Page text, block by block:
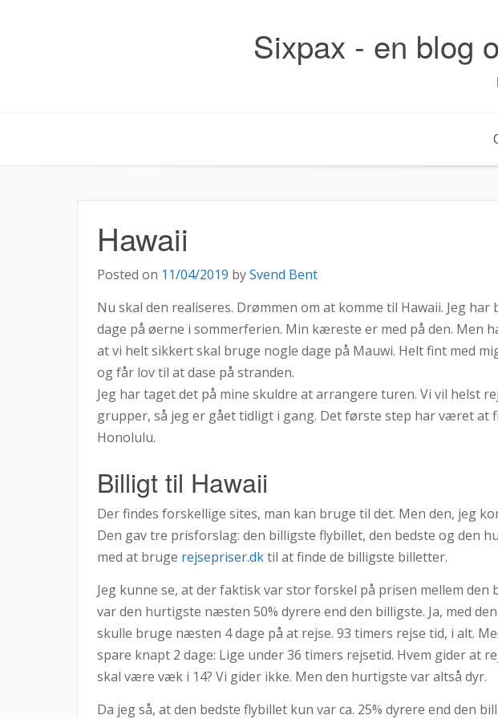
Sixpax - en blog
Hawaii
Posted on 11/04/2019 bySvend Bent
Nu skal den realiseres. Drømmen om at komme til Hawaii. Jeg har
dage på øerne i sommerferien. Min kæreste er med på den. Men
at vi helt sikkert skal bruge nogle dage på Mauwi. Helt fint med
og får lov til at dase på stranden.
Jeg har taget det på mine skuldre at arrangere turen. Vi vil helst
grupper, så jeg er gået tidligt i gang. Det første step har været at
Honolulu.
Billigt til Hawaii
Der findes forskellige sites, man kan bruge til det. Men den, jeg
Den gav tre prisforslag: den billigste flybillet, den bedste og den
med at bruge rejsepriser.dktil at finde de billigste billetter.
Jeg kunne se, at der faktisk var stor forskel på prisen mellem
var den hurtigste næsten 50% dyrere end den billigste. Ja, med
skulle bruge næsten 4 dage på at rejse. 93 timers rejse tid, i alt.
spare knapt 2 dage: Lige under 36 timers rejsetid. Hvem gider at
skal være væk i 14? Vi gider ikke. Men den hurtigste var altså dyr.
Da jeg så, at den bedste flybillet kun var ca. 25% dyrere end den